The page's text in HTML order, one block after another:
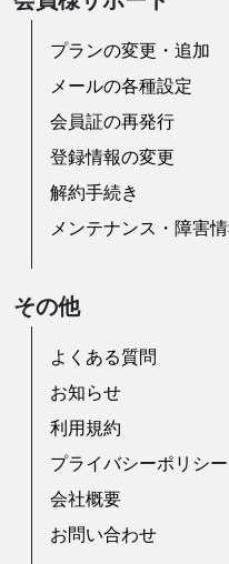
プランの変更・追加
メールの各種設定
会員証の再発行
登録情報の変更
解約手続き
メンテナンス・障害
その他
よくある質問
お知らせ
利用規約
プライバシーポリシー
会社概要
お問い合わせ